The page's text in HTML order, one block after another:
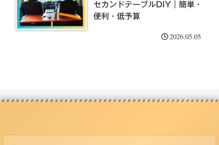
セカンドテーブルDIY｜簡単・
便利・低予算
2026.05.05